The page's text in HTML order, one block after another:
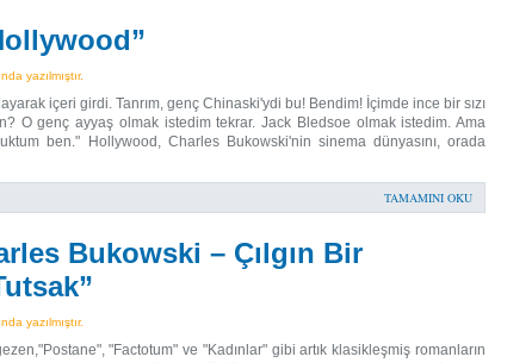
yazılmıştır.
içeri girdi. Tanrım, genç Chinaski'ydi bu! Bendim! İçimde ince bir sızı
O genç ayyaş olmak istedim tekrar. Jack Bledsoe olmak istedim. Ama
ben." Hollywood, Charles Bukowski'nin sinema dünyasını, orada
TAMAMINI OKU
Bukowski – Çılgın Bir
yazılmıştır.
"Factotum" ve "Kadınlar" gibi artık klasikleşmiş romanların